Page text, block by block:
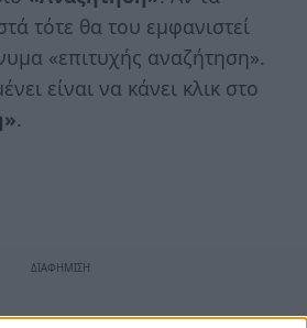
τότε θα του εμφανιστεί
«επιτυχής αναζήτηση».
είναι να κάνει κλικ στο
.